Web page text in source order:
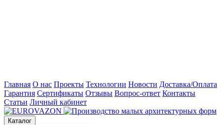
Главная О нас Проекты Технологии Новости Доставка/Оплата
Гарантия Сертификаты Отзывы Вопрос-ответ Контакты
Статьи Личный кабинет
Каталог